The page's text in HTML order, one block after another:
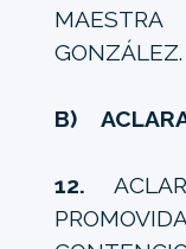
GONZÁLEZ.
B)
12.